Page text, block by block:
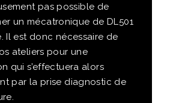
pas possible de
un mécatronique de DL501
Il est donc nécessaire de
ateliers pour une
qui s’effectuera alors
par la prise diagnostic de